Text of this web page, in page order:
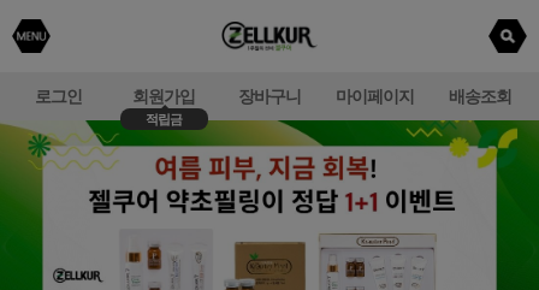
로그인 회원가입
적립금
장바구니 마이페이지 배송조회